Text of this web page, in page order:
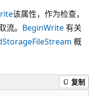
该属性，作为检查，
流。 BeginWrite有关
概
复制